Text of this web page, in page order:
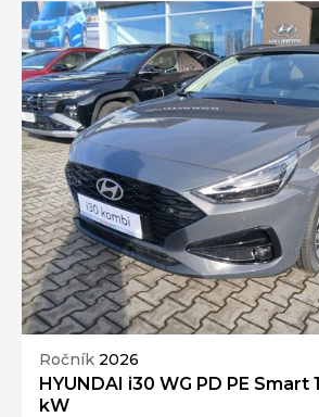
Ročník 2026
HYUNDAI i30 WG PD PE Smart
kW